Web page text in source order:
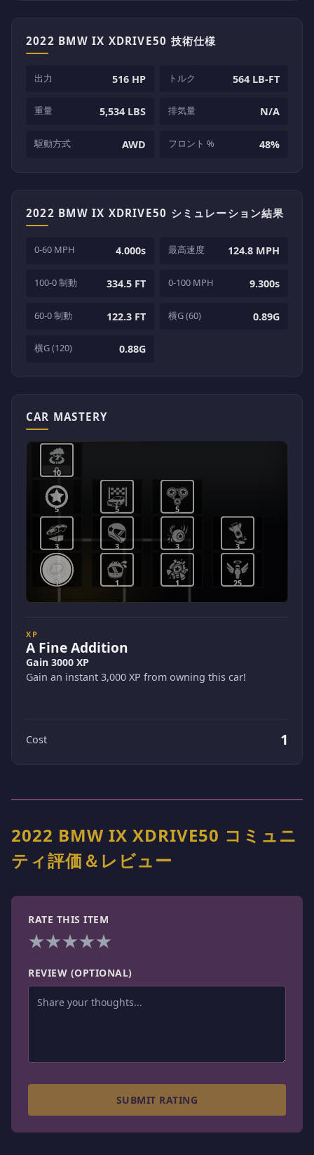
2022 BMW IX XDRIVE50 技術仕様
出力 516 HP トルク 564 LB-FT
重量 5,534 LBS 排気量 N/A
駆動方式 AWD フロント % 48%
2022 BMW IX XDRIVE50 シミュレーション結果
0-60 MPH 4.000s 最高速度 124.8 MPH
100-0 制動 334.5 FT 0-100 MPH 9.300s
60-0 制動 122.3 FT 横G (60) 0.89G
横G (120) 0.88G
CAR MASTERY
1 1 1 25
3 3 3 3
5 5 5
10
XP
A Fine Addition
Gain 3000 XP
Gain an instant 3,000 XP from owning this car!
Cost 1
2022 BMW IX XDRIVE50 コミュニ
ティ評価＆レビュー
RATE THIS ITEM
★★★★★
REVIEW (OPTIONAL)
SUBMIT RATING